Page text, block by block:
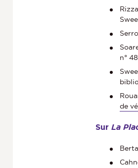
n°
de
SurLa